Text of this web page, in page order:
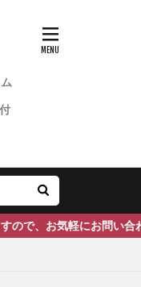
ください。